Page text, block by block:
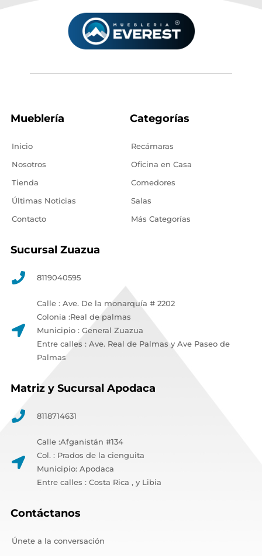
Mueblería
Inicio
Nosotros
Tienda
Últimas Noticias
Contacto
Categorías
Recámaras
Oficina en Casa
Comedores
Salas
Más Categorías
Sucursal Zuazua
8119040595
Calle : Ave. De la monarquía # 2202
Colonia :Real de palmas
Municipio : General Zuazua
Entre calles : Ave. Real de Palmas y Ave Paseo de
Palmas
Matriz y Sucursal Apodaca
8118714631
Calle :Afganistán #134
Col. : Prados de la cienguita
Municipio: Apodaca
Entre calles : Costa Rica , y Libia
Contáctanos
Únete a la conversación